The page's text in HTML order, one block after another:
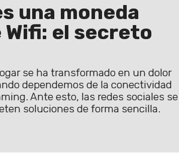
una moneda
el secreto
se ha transformado en un dolor
dependemos de la conectividad
Ante esto, las redes sociales se
soluciones de forma sencilla.